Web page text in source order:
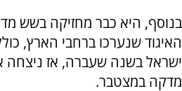
בנוסף, היא כבר מחזיקה בשש
האיגוד שנערכו ברחבי הארץ,
ישראל בשנה שעברה, אז ניצחה
מדקה במצטבר.